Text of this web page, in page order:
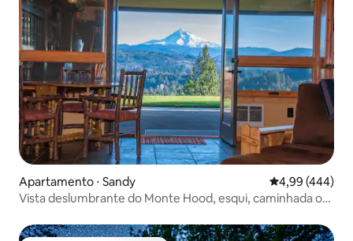
Apartamento ⋅ Sandy 4,99 de uma
4,99 (444)
Vista deslumbrante do Monte Hood, esqui, caminhada ou